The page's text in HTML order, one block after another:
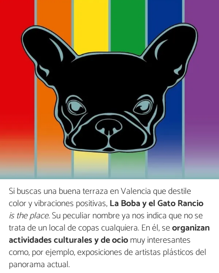
Si buscas una buena terraza en Valencia que destile
color y vibraciones positivas,La Boba y el Gato Rancio
is the place.Su peculiar nombre ya nos indica que no se
trata de un local de copas cualquiera. En él, seorganizan
actividades culturales y de ociomuy interesantes
como, por ejemplo, exposiciones de artistas plásticos del
panorama actual.